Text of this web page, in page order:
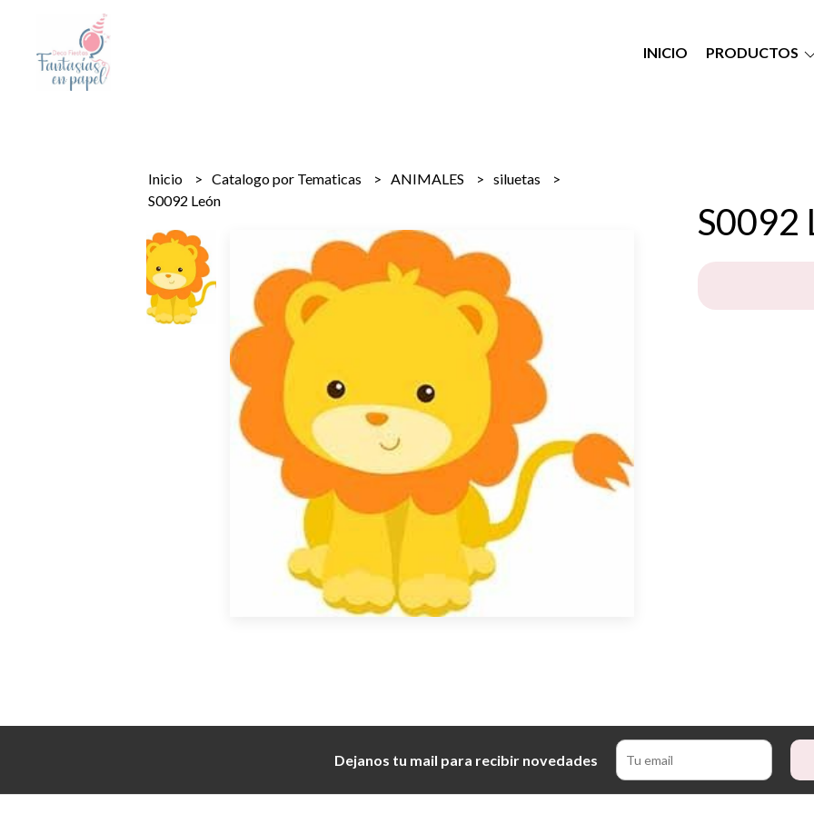
INICIO PRODUCTOS
Inicio Catalogo por Tematicas ANIMALES
siluetas
S0092 León
S0092
Dejanos tu mail para recibir novedades